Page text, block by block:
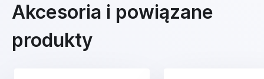
Akcesoria i powiązane
produkty